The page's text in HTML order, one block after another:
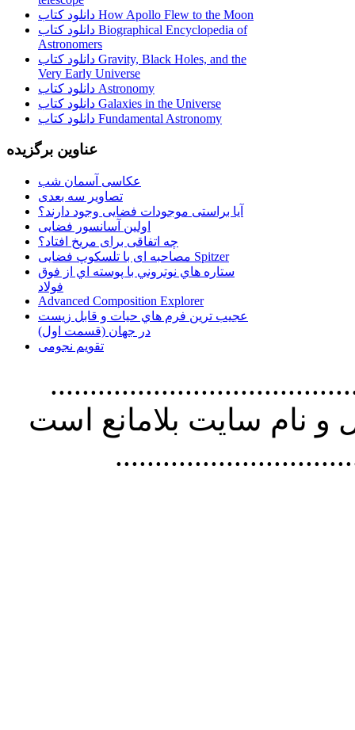
دانلود کتاب How Apollo Flew to the Moon
دانلود کتاب Biographical Encyclopedia of
Astronomers
دانلود کتاب Gravity, Black Holes, and the
Very Early Universe
دانلود کتاب Astronomy
دانلود کتاب Galaxies in the Universe
دانلود کتاب Fundamental Astronomy
عناوین برگزیده
عکاسی آسمان شب
تصاویر سه بعدی
آیا براستی موجودات فضایی وجود دارند؟
اولین آسانسور فضایی
چه اتفاقی برای مریخ افتاد؟
مصاحبه ای با تلسکوپ فضایی Spitzer
ستاره هاي نوتروني با پوسته اي از فوق
فولاد
Advanced Composition Explorer
عجیب ترین فرم هاي حيات و قابل زيست
در جهان (قسمت اول)
تقویم نجومی
استفاده از
نام سايت بلامانع است